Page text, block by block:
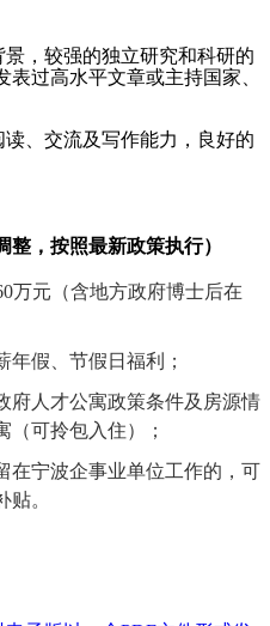
景，较强的独立研究和科研的
过高水平文章或主持国家、
读、交流及写作能力，良好的
整，按照最新政策执行）
万元（含地方政府博士后在
年假、节假日福利；
府人才公寓政策条件及房源情
（可拎包入住）；
在宁波企事业单位工作的，可
贴。